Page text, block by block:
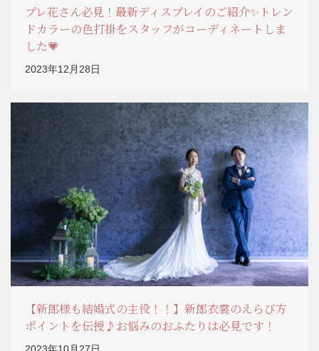
プレ花さん必見！最新ディスプレイのご紹介✨トレン
ドカラーの色打掛をスタッフがコーディネートしま
した💗
2023年12月28日
【新郎様も結婚式の主役！！】新郎衣裳のえらび方
ポイントを伝授♪お悩みのおふたりは必見です！